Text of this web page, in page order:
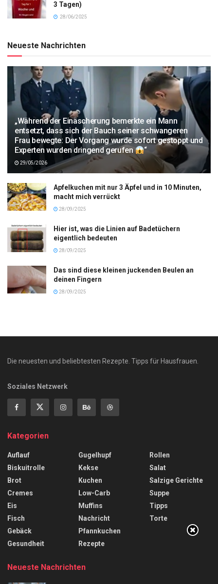
3 Tagen)
28/06/2025
Neueste Nachrichten
„Während der Einäscherung bemerkte ein Mann
entsetzt, dass sich der Bauch seiner schwangeren
Frau bewegte: Der Vorgang wurde sofort gestoppt und
Experten wurden dringend gerufen
“
29/05/2026
Apfelkuchen mit nur 3 Äpfel und in 10 Minuten,
macht mich verrückt
28/09/2025
Hier ist, was die Linien auf Badetüchern
eigentlich bedeuten
28/09/2025
Das sind diese kleinen juckenden Beulen an
deinen Fingern
28/09/2025
Die neuesten und beliebtesten Rezepte. Tipps für Hausfrauen.
Soziales Netzwerk
Kategorien
Auflauf
Biskuitrolle
Brot
Cremes
Eis
Fisch
Gebäck
Gesundheit
Gugelhupf
Kekse
Kuchen
Low-Carb
Muffins
Nachricht
Pfannkuchen
Rezepte
Rollen
Salat
Salzige Gerichte
Suppe
Tipps
Torte
Neueste Nachrichten